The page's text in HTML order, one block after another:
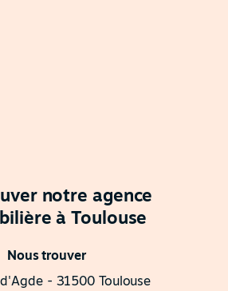
notre agence
à Toulouse
Nous trouver
- 31500 Toulouse